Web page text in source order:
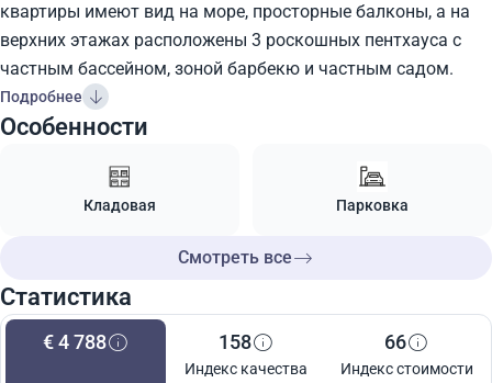
квартиры имеют вид на море, просторные балконы, а на
верхних этажах расположены 3 роскошных пентхауса с
частным бассейном, зоной барбекю и частным садом.
Подробнее
Особенности
Кладовая Парковка
Смотреть все
Статистика
€ 4 788 158
Индекс качества
66
Индекс стоимости